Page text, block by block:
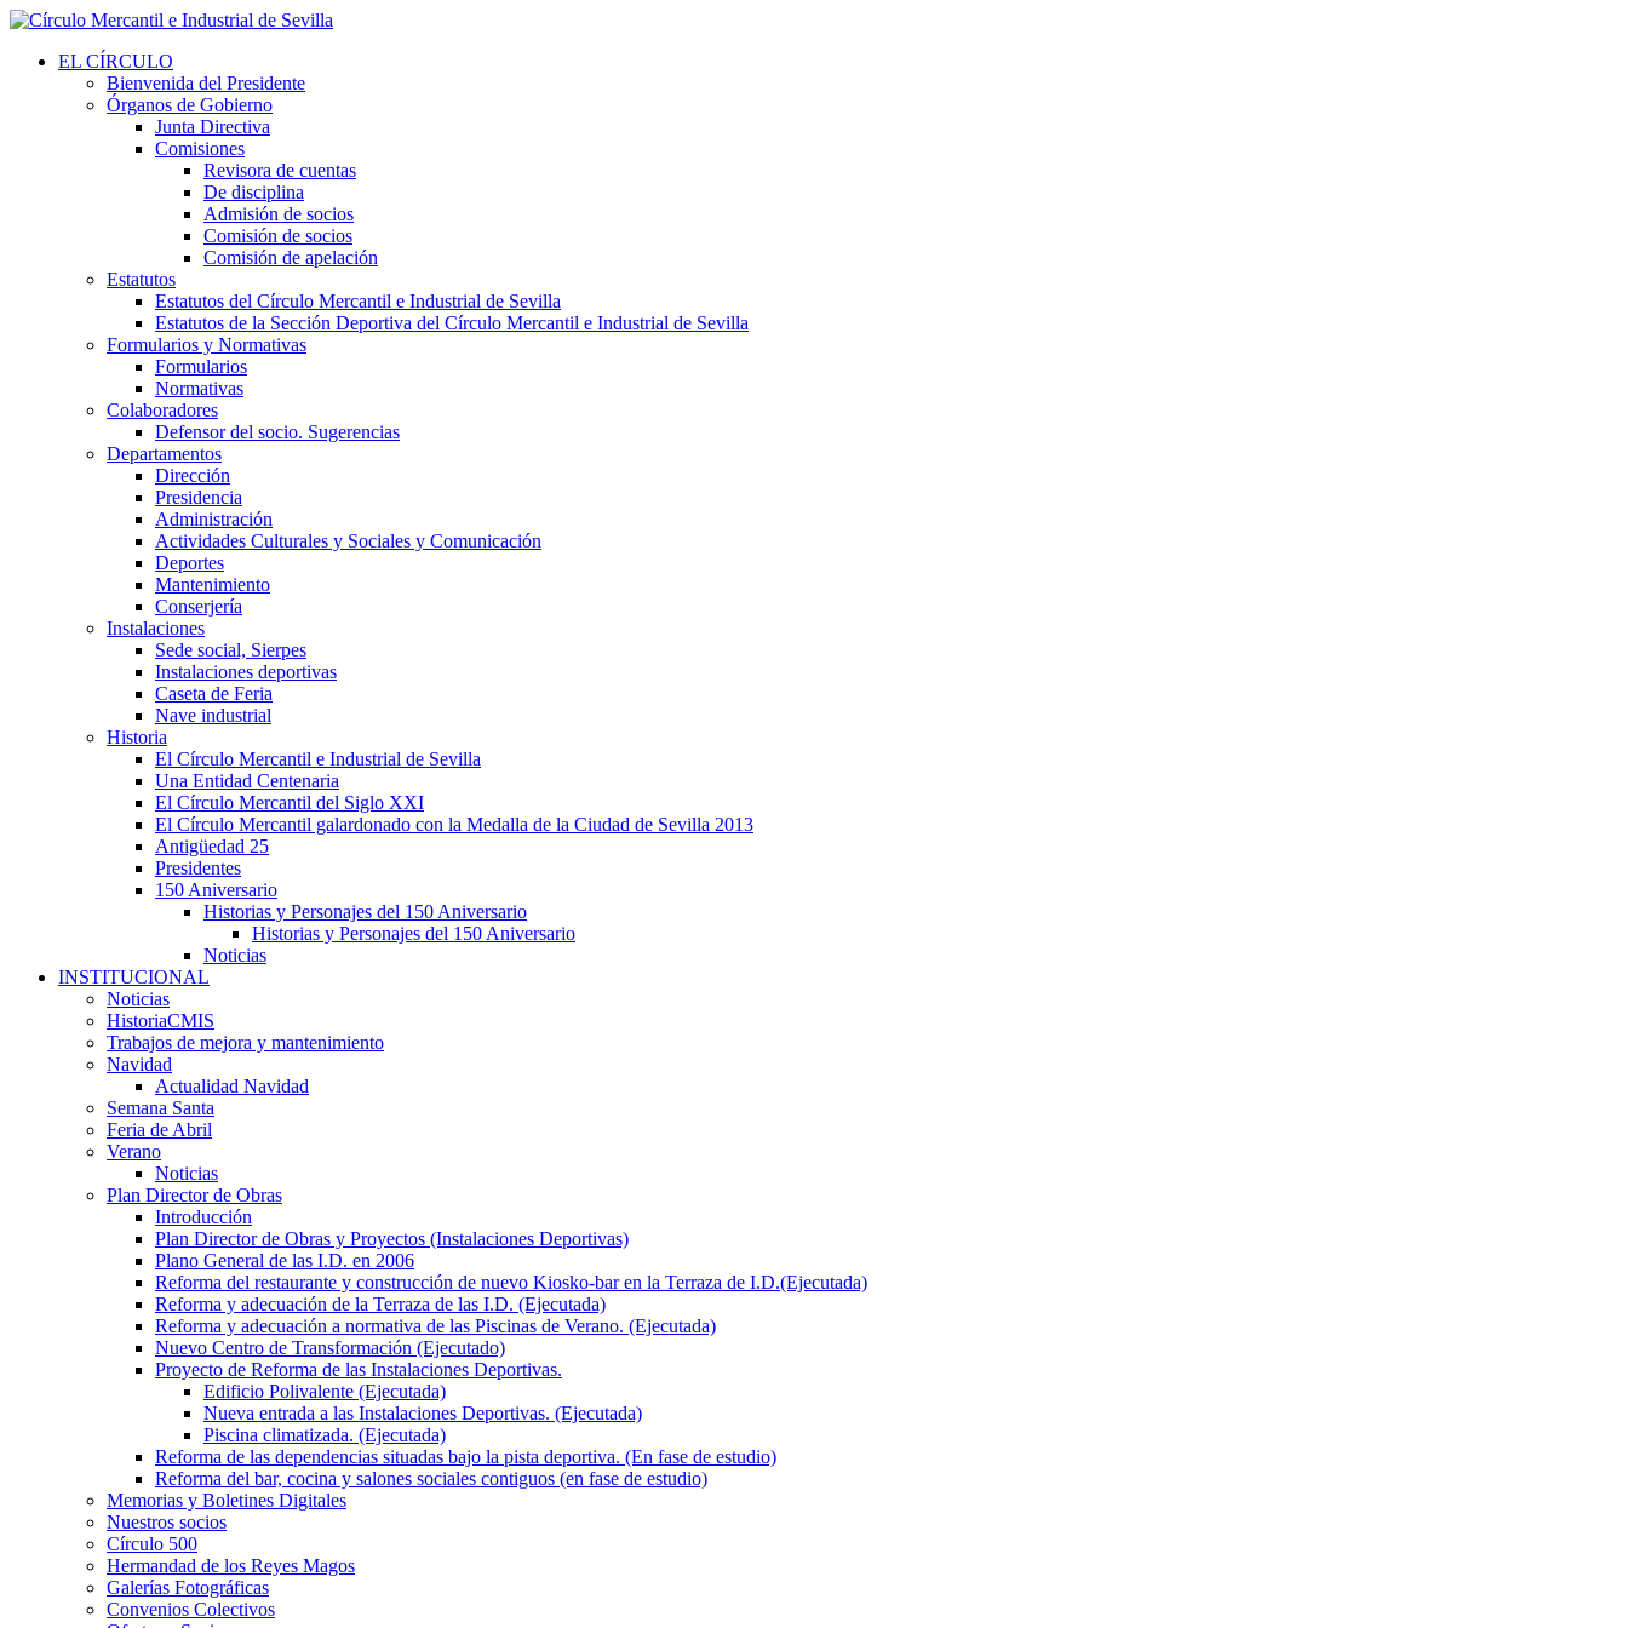
EL CÍRCULO
Bienvenida del Presidente
Órganos de Gobierno
Junta Directiva
Comisiones
Revisora de cuentas
De disciplina
Admisión de socios
Comisión de socios
Comisión de apelación
Estatutos
Estatutos del Círculo Mercantil e Industrial de Sevilla
Estatutos de la Sección Deportiva del Círculo Mercantil e Industrial de Sevilla
Formularios y Normativas
Formularios
Normativas
Colaboradores
Defensor del socio. Sugerencias
Departamentos
Dirección
Presidencia
Administración
Actividades Culturales y Sociales y Comunicación
Deportes
Mantenimiento
Conserjería
Instalaciones
Sede social, Sierpes
Instalaciones deportivas
Caseta de Feria
Nave industrial
Historia
El Círculo Mercantil e Industrial de Sevilla
Una Entidad Centenaria
El Círculo Mercantil del Siglo XXI
El Círculo Mercantil galardonado con la Medalla de la Ciudad de Sevilla 2013
Antigüedad 25
Presidentes
150 Aniversario
Historias y Personajes del 150 Aniversario
Historias y Personajes del 150 Aniversario
Noticias
INSTITUCIONAL
Noticias
HistoriaCMIS
Trabajos de mejora y mantenimiento
Navidad
Actualidad Navidad
Semana Santa
Feria de Abril
Verano
Noticias
Plan Director de Obras
Introducción
Plan Director de Obras y Proyectos (Instalaciones Deportivas)
Plano General de las I.D. en 2006
Reforma del restaurante y construcción de nuevo Kiosko-bar en la Terraza de I.D.(Ejecutada)
Reforma y adecuación de la Terraza de las I.D. (Ejecutada)
Reforma y adecuación a normativa de las Piscinas de Verano. (Ejecutada)
Nuevo Centro de Transformación (Ejecutado)
Proyecto de Reforma de las Instalaciones Deportivas.
Edificio Polivalente (Ejecutada)
Nueva entrada a las Instalaciones Deportivas. (Ejecutada)
Piscina climatizada. (Ejecutada)
Reforma de las dependencias situadas bajo la pista deportiva. (En fase de estudio)
Reforma del bar, cocina y salones sociales contiguos (en fase de estudio)
Memorias y Boletines Digitales
Nuestros socios
Círculo 500
Hermandad de los Reyes Magos
Galerías Fotográficas
Convenios Colectivos